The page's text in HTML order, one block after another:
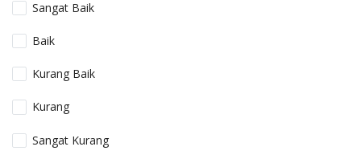
Sangat Baik
Baik
Kurang Baik
Kurang
Sangat Kurang